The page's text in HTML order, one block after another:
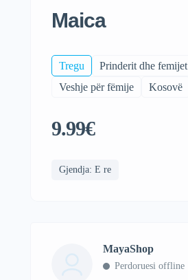
Maica
Tregu
Prinderit dhe femijet
Veshje për fëmije
Kosovë
9.99€
Gjendja: E re
MayaShop
Perdoruesi offline